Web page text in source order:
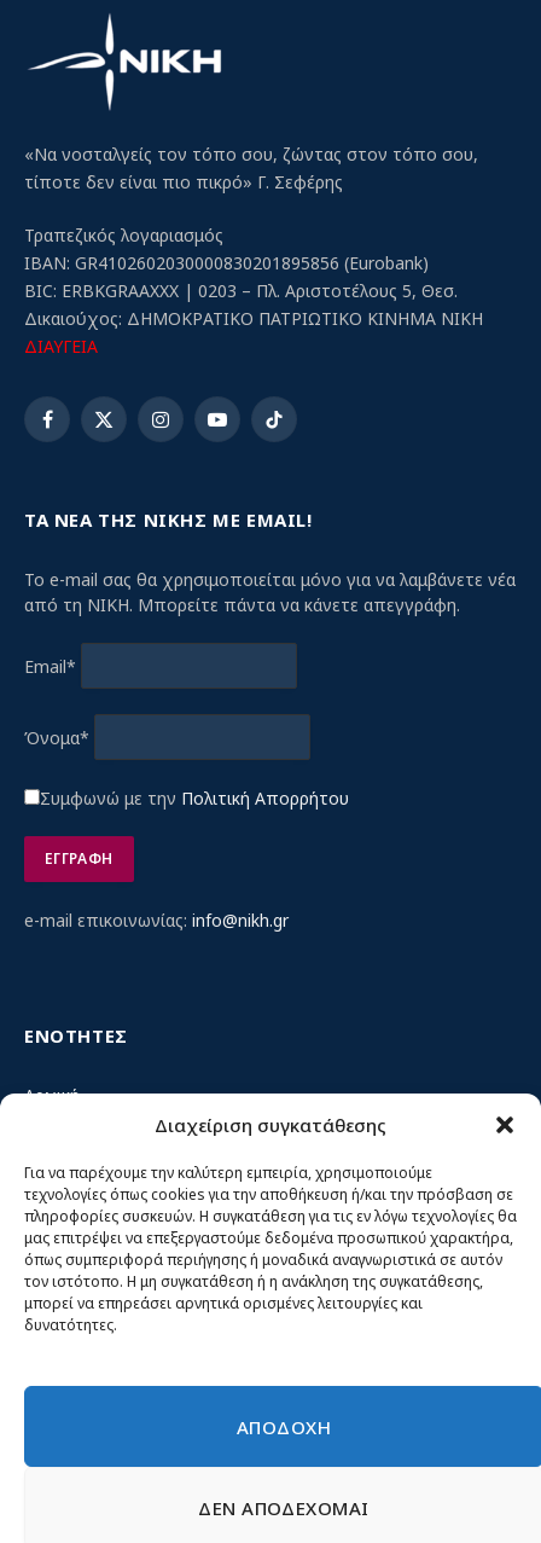
Διαχείριση συγκατάθεσης
Για να παρέχουμε την καλύτερη εμπειρία, χρησιμοποιούμε
τεχνολογίες όπως cookies για την αποθήκευση ή/και την πρόσβαση σε
πληροφορίες συσκευών. Η συγκατάθεση για τις εν λόγω τεχνολογίες θα
μας επιτρέψει να επεξεργαστούμε δεδομένα προσωπικού χαρακτήρα,
όπως συμπεριφορά περιήγησης ή μοναδικά αναγνωριστικά σε αυτόν
τον ιστότοπο. Η μη συγκατάθεση ή η ανάκληση της συγκατάθεσης,
μπορεί να επηρεάσει αρνητικά ορισμένες λειτουργίες και
δυνατότητες.
ΑΠΟΔΟΧΗ
ΔΕΝ ΑΠΟΔΕΧΟΜΑΙ
«Να νοσταλγείς τον τόπο σου, ζώντας στον τόπο σου,
τίποτε δεν είναι πιο πικρό» Γ. Σεφέρης
Τραπεζικός λογαριασμός
IBAN: GR4102602030000830201895856 (Eurobank)
BIC: ERBKGRAAXXX | 0203 – Πλ. Αριστοτέλους 5, Θεσ.
Δικαιούχος: ΔΗΜΟΚΡΑΤΙΚΟ ΠΑΤΡΙΩΤΙΚΟ ΚΙΝΗΜΑ ΝΙΚΗ
ΔΙΑΥΓΕΙΑ
Facebook
X
InstagramYouTubeTikTok
ΤΑ ΝΕΑ ΤΗΣ ΝΙΚΗΣ ΜΕ EMAIL!
Το e-mail σας θα χρησιμοποιείται μόνο για να λαμβάνετε νέα
από τη ΝΙΚΗ. Μπορείτε πάντα να κάνετε απεγγράφη.
Email*
Όνομα*
Συμφωνώ με την Πολιτική Απορρήτου
e-mail επικοινωνίας: info@nikh.gr
ΕΝΟΤΗΤΕΣ
Αρχική
Κίνημα ΝΙΚΗ – Ποιοι είμαστε, αρχές & δράση
Θέσεις
Πρόσωπα
Όργανα και ομάδες
Βίντεο
Δελτία Τύπου
© 2026 Νίκη